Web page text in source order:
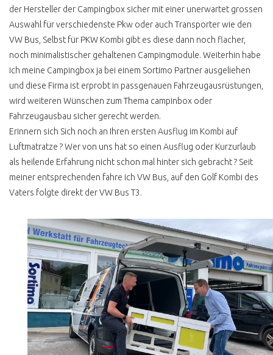
SCHÄTZEISEN
KÜHLMITTELTEMPERATUR
ANZEIGE
T3 WERKSTATT CHECK
BUSCHECKER
PROBEFAHRT T3
ATLANTIK KAUFPREIS
BERATUNG
WERTANLAGE
VW BUS T4
VW BUS T4 INSTA HYPE
CALIFORNIA EXCLUSIV
WESTFALIA
SCHATZKISTE
KLAPPDACHCAMPER
CALIFORNIA COACH
HOCHDACH
der Hersteller der Campingbox sicher mit einer unerwartet grossen
Auswahl für verschiedenste Pkw oder auch Transporter wie den
VW Bus, Selbst für PKW Kombi gibt es diese dann noch flacher,
noch minimalistischer gehaltenen Campingmodule. Weiterhin habe
ich meine Campingbox ja bei einem Sortimo Partner ausgeliehen
und diese Firma ist erprobt in passgenauen Fahrzeugausrüstungen,
wird weiteren Wünschen zum Thema campinbox oder
Fahrzeugausbau sicher gerecht werden.
Erinnern sich Sich noch an Ihren ersten Ausflug im Kombi auf
Luftmatratze ? Wer von uns hat so einen Ausflug oder Kurzurlaub
als heilende Erfahrung nicht schon mal hinter sich gebracht ? Seit
meiner entsprechenden fahre ich VW Bus, auf den Golf Kombi des
Vaters folgte direkt der VW Bus T3.